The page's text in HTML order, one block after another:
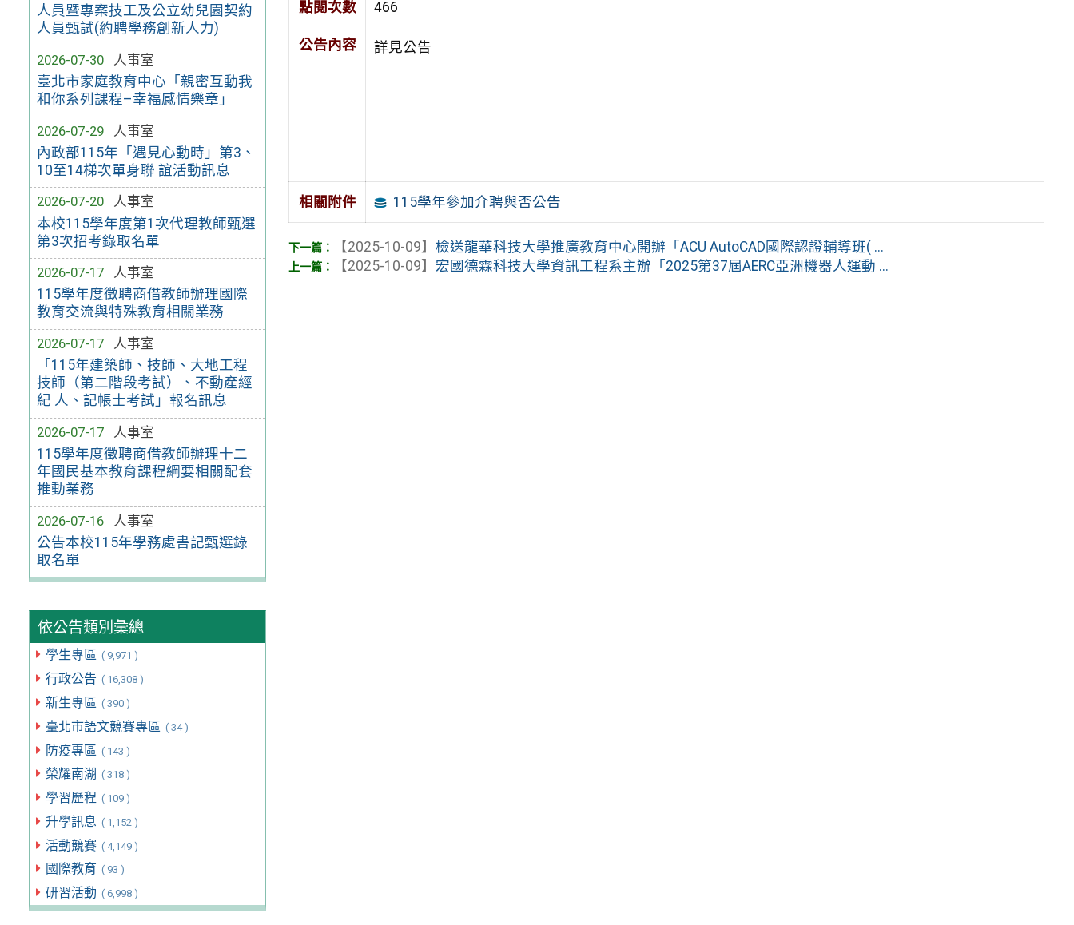
人員暨專案技工及公立幼兒園契約
人員甄試(約聘學務創新人力)
2026-07-30
人事室
臺北市家庭教育中心「親密互動我
和你系列課程–幸福感情樂章」
2026-07-29
人事室
內政部115年「遇見心動時」第3、
10至14梯次單身聯 誼活動訊息
2026-07-20
人事室
本校115學年度第1次代理教師甄選
第3次招考錄取名單
2026-07-17
人事室
115學年度徵聘商借教師辦理國際
教育交流與特殊教育相關業務
2026-07-17
人事室
「115年建築師、技師、大地工程
技師（第二階段考試）、不動產經
紀 人、記帳士考試」報名訊息
2026-07-17
人事室
115學年度徵聘商借教師辦理十二
年國民基本教育課程綱要相關配套
推動業務
2026-07-16
人事室
公告本校115年學務處書記甄選錄
取名單
依公告類別彙總
學生專區 ( 9,971 )
行政公告 ( 16,308 )
新生專區 ( 390 )
臺北市語文競賽專區 ( 34 )
防疫專區 ( 143 )
榮耀南湖 ( 318 )
學習歷程 ( 109 )
升學訊息 ( 1,152 )
活動競賽 ( 4,149 )
國際教育 ( 93 )
研習活動 ( 6,998 )
點閱次數 466
公告內容 詳見公告
相關附件 115學年參加介聘與否公告
【2025-10-09】檢送龍華科技大學推廣教育中心開辦「ACU AutoCAD國際認證輔導班( ...
【2025-10-09】 宏國德霖科技大學資訊工程系主辦「2025第37屆AERC亞洲機器人運動 ...